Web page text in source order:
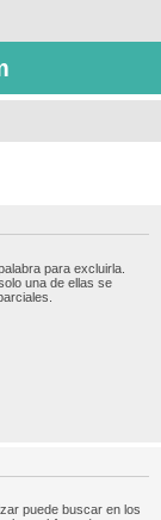
para excluirla.
una de ellas se
puede buscar en los